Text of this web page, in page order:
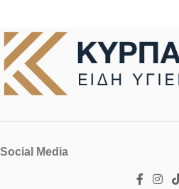
Social Media